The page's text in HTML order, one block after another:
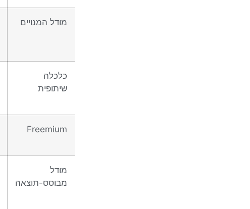
מודל המנויים
כלכלה
שיתופית
Freemium
מודל
מבוסס-תוצאה